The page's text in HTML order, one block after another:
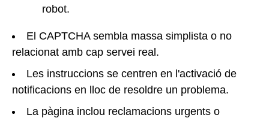
robot.
El CAPTCHA sembla massa simplista o no
relacionat amb cap servei real.
Les instruccions se centren en l'activació de
notificacions en lloc de resoldre un problema.
La pàgina inclou reclamacions urgents o